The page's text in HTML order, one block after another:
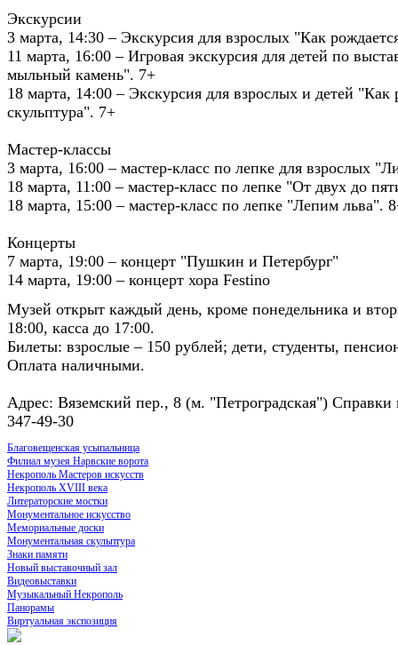
Экскурсии
3 марта, 14:30 – Экскурсия для взрослых "Как
11 марта, 16:00 – Игровая экскурсия для детей по
мыльный камень". 7+
18 марта, 14:00 – Экскурсия для взрослых и детей "Как
скульптура". 7+
Мастер-классы
3 марта, 16:00 – мастер-класс по лепке для взрослых
18 марта, 11:00 – мастер-класс по лепке "От двух до
18 марта, 15:00 – мастер-класс по лепке "Лепим льва".
Концерты
7 марта, 19:00 – концерт "Пушкин и Петербург"
14 марта, 19:00 – концерт хора Festino
Музей открыт каждый день, кроме понедельника и
18:00, касса до 17:00.
Билеты: взрослые – 150 рублей; дети, студенты,
Оплата наличными.
Адрес: Вяземский пер., 8 (м. "Петроградская")
347-49-30
Благовещенская усыпальница
Филиал музея Нарвские ворота
Некрополь Мастеров искусств
Некрополь XVIII века
Литераторские мостки
Монументальное искусство
Мемориальные доски
Монументальная скульптура
Знаки памяти
Новый выставочный зал
Видеовыставки
Музыкальный Некрополь
Панорамы
Виртуальная экспозиция